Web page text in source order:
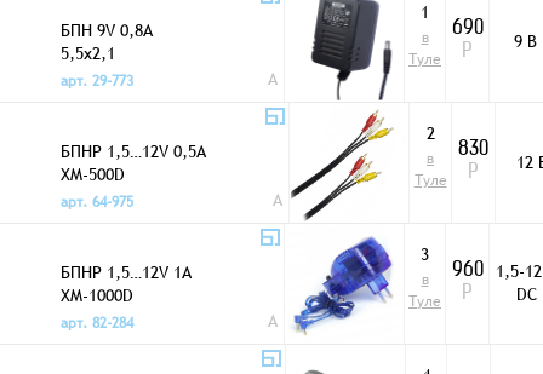
БПН 9V 0,8A
5,5x2,1
арт. 29-773
A
1
в
Туле
690
Р
9 В
БПНР 1,5…12V 0,5A
XM-500D
арт. 64-975
A
2
в
Туле
830
Р
12
БПНР 1,5…12V 1A
XM-1000D
арт. 82-284
A
3
в
Туле
960
Р
1,5-
DC